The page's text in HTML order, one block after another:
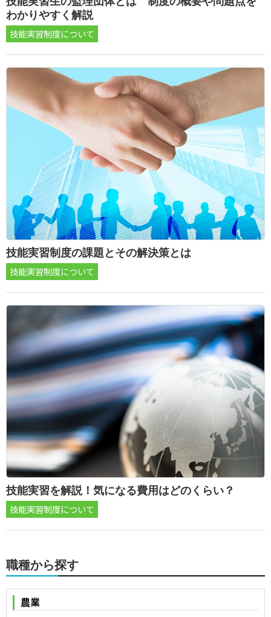
わかりやすく解説
技能実習制度について
技能実習制度の課題とその解決策とは
技能実習制度について
技能実習を解説！気になる費用はどのくらい？
技能実習制度について
職種から探す
農業